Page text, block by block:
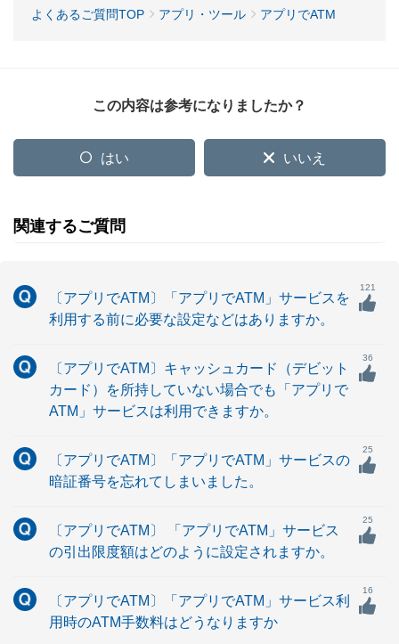
よくあるご質問TOP
アプリ・ツール アプリでATM
この内容は参考になりましたか？
はい いいえ
関連するご質問
〔アプリでATM〕「アプリでATM」サービスを
利用する前に必要な設定などはありますか。
121
〔アプリでATM〕キャッシュカード（デビット
カード）を所持していない場合でも「アプリで
ATM」サービスは利用できますか。
36
〔アプリでATM〕「アプリでATM」サービスの
暗証番号を忘れてしまいました。
25
〔アプリでATM〕 「アプリでATM」サービス
の引出限度額はどのように設定されますか。
25
〔アプリでATM〕「アプリでATM」サービス利
用時のATM手数料はどうなりますか
16